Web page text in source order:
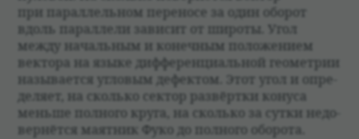
при парал­лель­ном пере­носе за один обо­рот
вдоль парал­лели зави­сит от широты. Угол
между началь­ным и конеч­ным положе­нием
век­тора на языке диффе­ренци­аль­ной геомет­рии
назы­ва­ется угло­вым дефек­том. Этот угол и опре­
де­ляет, на сколько сек­тор раз­вёртки конуса
меньше пол­ного круга, на сколько за сутки недо­
вер­нётся маят­ник Фуко до пол­ного обо­рота.